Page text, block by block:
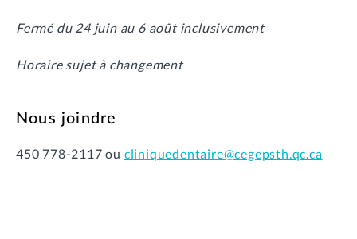
Fermé du 24 juin au 6 août inclusivement
Horaire sujet à changement
Nous joindre
450 778-2117 ou cliniquedentaire@cegepsth.qc.ca